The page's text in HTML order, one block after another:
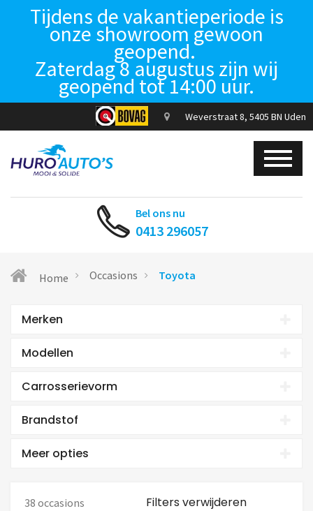
Tijdens de vakantieperiode is
onze showroom gewoon
geopend.
Zaterdag 8 augustus zijn wij
geopend tot 14:00 uur.
Weverstraat 8, 5405 BN Uden
Bel ons nu
0413 296057
Home Occasions Toyota
Merken
Modellen
Carrosserievorm
Brandstof
Meer opties
38 occasions Filters verwijderen